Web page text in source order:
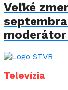
Veľké
Televízia